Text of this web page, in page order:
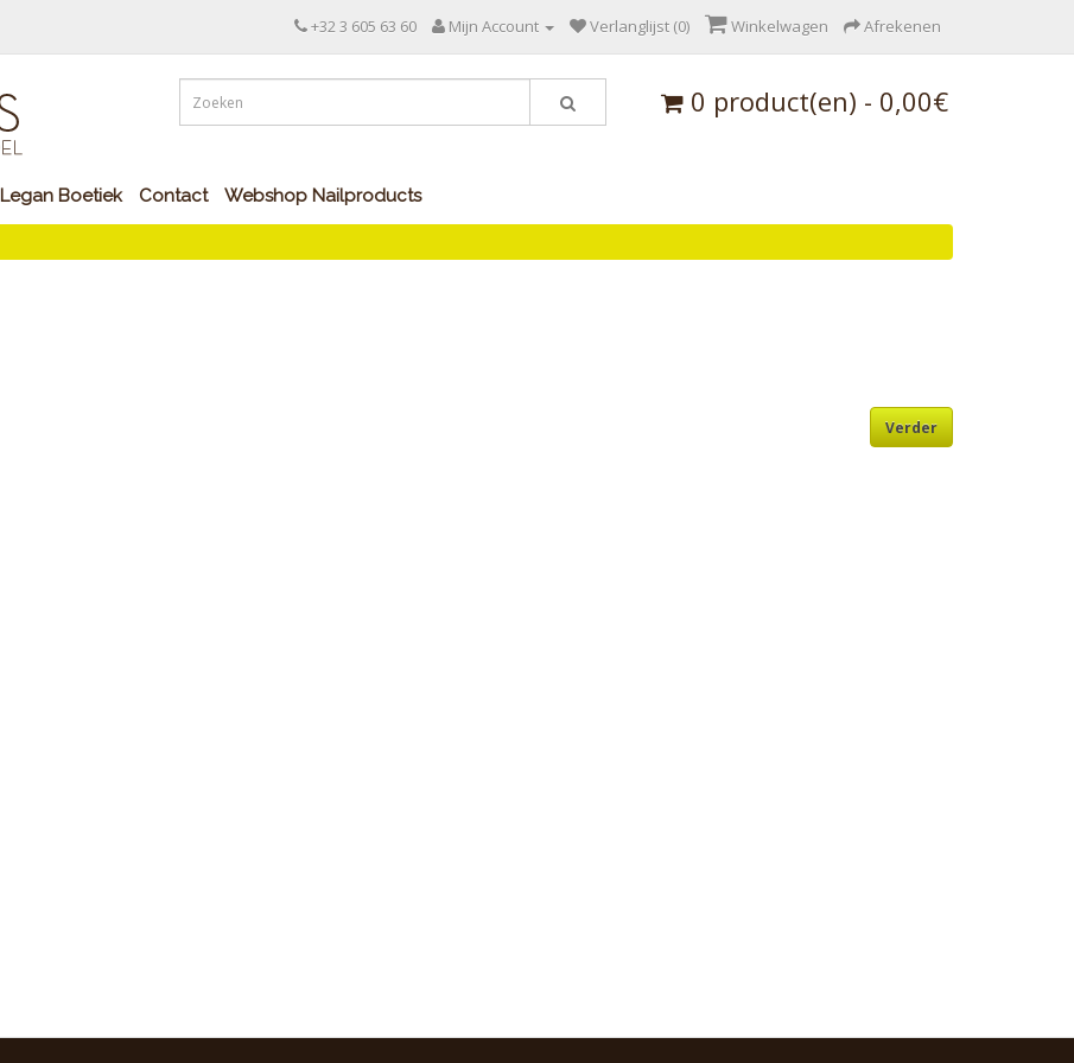
+32 3 605 63 60 Mijn Account Verlanglijst (0) Winkelwagen Afrekenen
0 product(en) - 0,00€
Legan Boetiek Contact Webshop Nailproducts
Verder